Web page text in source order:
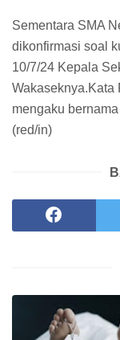
Sementara SMA
dikonfirmasi soal
10/7/24 Kepala
Wakaseknya.Kata
mengaku
(red/in)